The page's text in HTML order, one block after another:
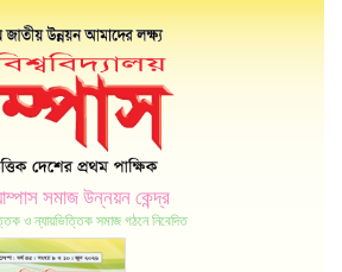
সমাজ উন্নয়ন কেন্দ্র
ও ন্যায়ভিত্তিক সমাজ গঠনে নিবেদিত